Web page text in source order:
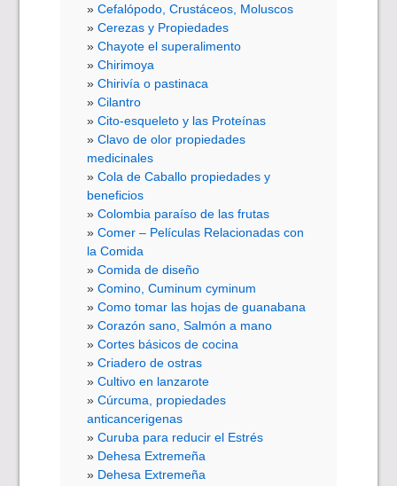
Cefalópodo, Crustáceos, Moluscos
Cerezas y Propiedades
Chayote el superalimento
Chirimoya
Chirivía o pastinaca
Cilantro
Cito-esqueleto y las Proteínas
Clavo de olor propiedades
medicinales
Cola de Caballo propiedades y
beneficios
Colombia paraíso de las frutas
Comer – Películas Relacionadas con
la Comida
Comida de diseño
Comino, Cuminum cyminum
Como tomar las hojas de guanabana
Corazón sano, Salmón a mano
Cortes básicos de cocina
Criadero de ostras
Cultivo en lanzarote
Cúrcuma, propiedades
anticancerigenas
Curuba para reducir el Estrés
Dehesa Extremeña
Dehesa Extremeña